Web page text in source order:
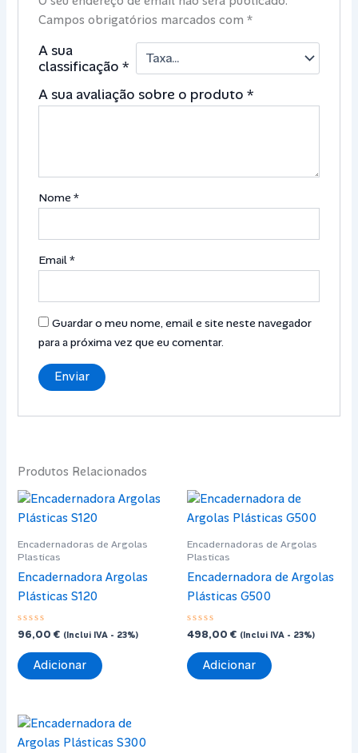
Campos obrigatórios marcados com *
A sua
classificação *
A sua avaliação sobre o produto *
Nome *
Email*
Guardar o meu nome, email e site neste navegador
para a próxima vez que eu comentar.
Produtos Relacionados
Encadernadoras de Argolas
Plasticas
Encadernadora Argolas
Plásticas S120
Avaliação
de
5
96,00€ (Inclui IVA - 23%)
Adicionar
Encadernadoras de Argolas
Plasticas
Encadernadora de Argolas
Plásticas G500
Avaliação
de
5
498,00 € (Inclui IVA - 23%)
Adicionar